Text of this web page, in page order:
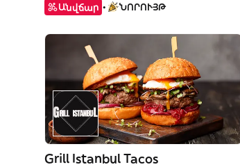
Անվճար ՆՈՐՈՒՅԹ
Grill Istanbul Tacos